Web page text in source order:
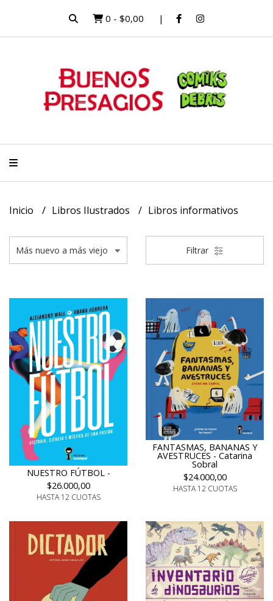
0 - $0,00
Inicio Libros Ilustrados Libros informativos
Filtrar
NUESTRO FÚTBOL -
$26.000,00
HASTA 12 CUOTAS
FANTASMAS, BANANAS Y
AVESTRUCES - Catarina
Sobral
$24.000,00
HASTA 12 CUOTAS